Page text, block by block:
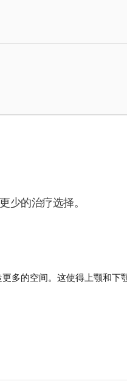
少的治疗选择。
多的空间。这使得上颚和下